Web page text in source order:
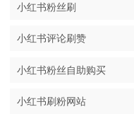
小红书粉丝刷
小红书评论刷赞
小红书粉丝自助购买
小红书刷粉网站